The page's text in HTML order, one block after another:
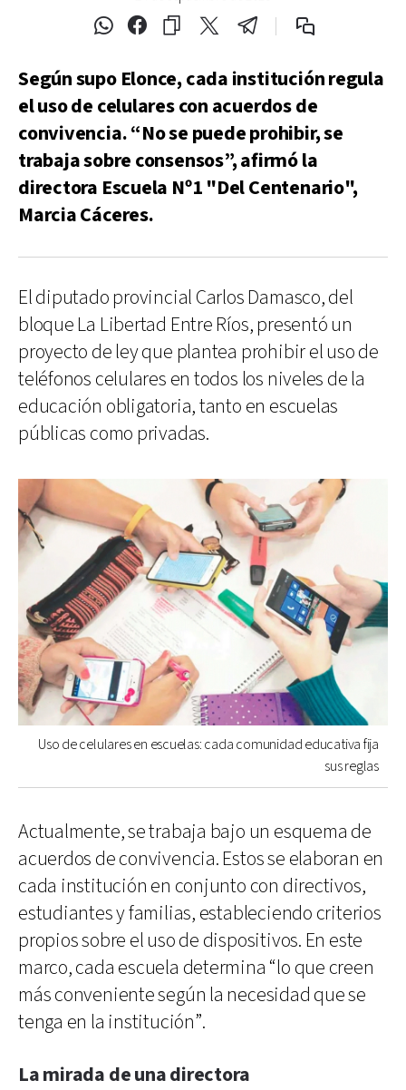
Según supo Elonce, cada institución regula
el uso de celulares con acuerdos de
convivencia. “No se puede prohibir, se
trabaja sobre consensos”, afirmó la
directora Escuela Nº1 "Del Centenario",
Marcia Cáceres.
El diputado provincial Carlos Damasco, del
bloque La Libertad Entre Ríos, presentó un
proyecto de ley que plantea prohibir el uso de
teléfonos celulares en todos los niveles de la
educación obligatoria, tanto en escuelas
públicas como privadas.
Uso de celulares en escuelas: cada comunidad educativa fija
sus reglas
Actualmente, se trabaja bajo un esquema de
acuerdos de convivencia. Estos se elaboran en
cada institución en conjunto con directivos,
estudiantes y familias, estableciendo criterios
propios sobre el uso de dispositivos. En este
marco, cada escuela determina “lo que creen
más conveniente según la necesidad que se
tenga en la institución”.
La mirada de una directora